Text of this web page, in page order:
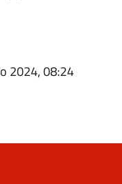
2024, 08:24